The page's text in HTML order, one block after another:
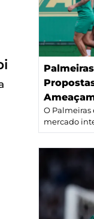
O Palmeiras
mercado